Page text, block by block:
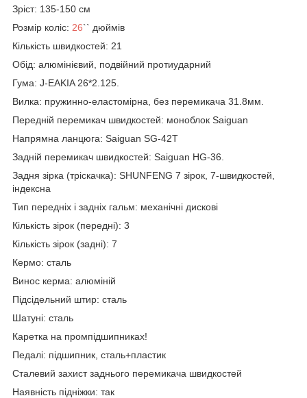
Зріст: 135-150 см
Розмір коліс: 26`` дюймів
Кількість швидкостей: 21
Обід: алюмінієвий, подвійний протиударний
Гума: J-EAKIA 26*2.125.
Вилка: пружинно-еластомірна, без перемикача 31.8мм.
Передній перемикач швидкостей: моноблок Saiguan
Напрямна ланцюга: Saiguan SG-42T
Задній перемикач швидкостей: Saiguan HG-36.
Задня зірка (тріскачка): SHUNFENG 7 зірок, 7-швидкостей,
індексна
Тип передніх і задніх гальм: механічні дискові
Кількість зірок (передні): 3
Кількість зірок (задні): 7
Кермо: сталь
Винос керма: алюміній
Підсідельний штир: сталь
Шатуні: сталь
Каретка на промпідшипниках!
Педалі: підшипник, сталь+пластик
Сталевий захист заднього перемикача швидкостей
Наявність підніжки: так